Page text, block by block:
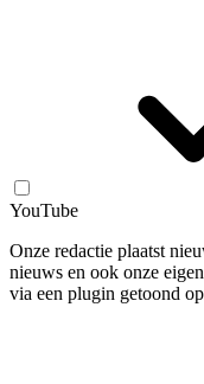
YouTube
Onze redactie plaatst
nieuws en ook onze
via een plugin getoond